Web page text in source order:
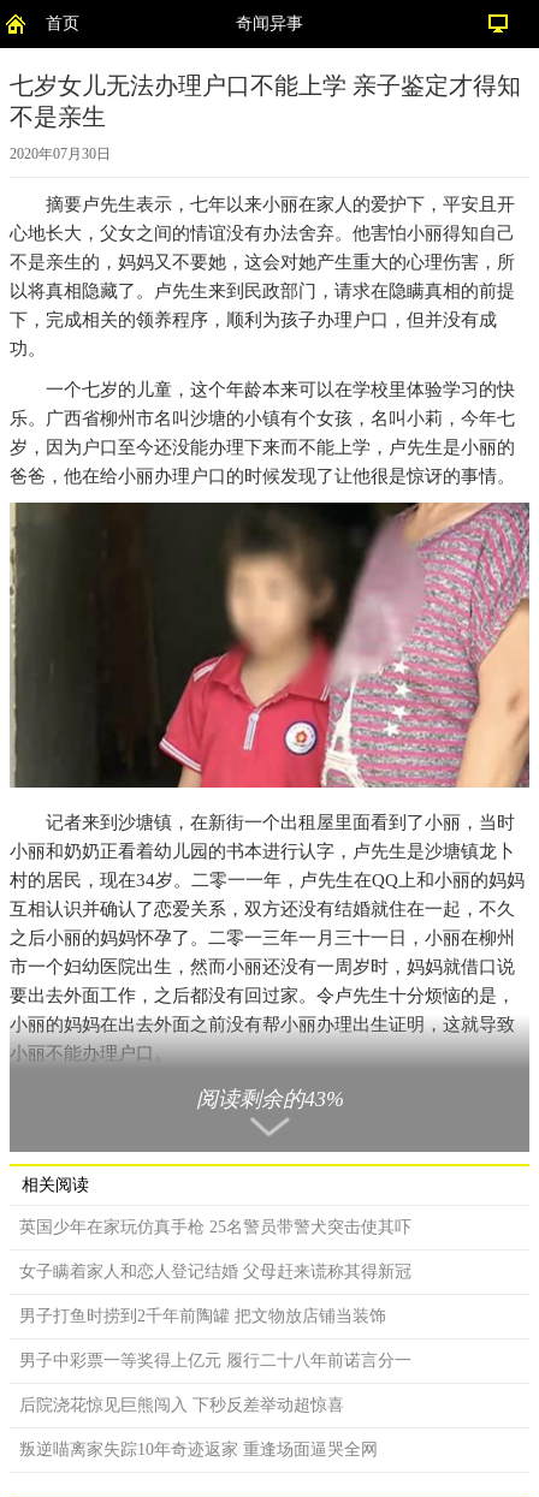
首页 奇闻异事
七岁女儿无法办理户口不能上学 亲子鉴定才得知
不是亲生
2020年07月30日
摘要卢先生表示，七年以来小丽在家人的爱护下，平安且开
心地长大，父女之间的情谊没有办法舍弃。他害怕小丽得知自己
不是亲生的，妈妈又不要她，这会对她产生重大的心理伤害，所
以将真相隐藏了。卢先生来到民政部门，请求在隐瞒真相的前提
下，完成相关的领养程序，顺利为孩子办理户口，但并没有成
功。
一个七岁的儿童，这个年龄本来可以在学校里体验学习的快
乐。广西省柳州市名叫沙塘的小镇有个女孩，名叫小莉，今年七
岁，因为户口至今还没能办理下来而不能上学，卢先生是小丽的
爸爸，他在给小丽办理户口的时候发现了让他很是惊讶的事情。
记者来到沙塘镇，在新街一个出租屋里面看到了小丽，当时
小丽和奶奶正看着幼儿园的书本进行认字，卢先生是沙塘镇龙卜
村的居民，现在34岁。二零一一年，卢先生在QQ上和小丽的妈妈
互相认识并确认了恋爱关系，双方还没有结婚就住在一起，不久
之后小丽的妈妈怀孕了。二零一三年一月三十一日，小丽在柳州
市一个妇幼医院出生，然而小丽还没有一周岁时，妈妈就借口说
要出去外面工作，之后都没有回过家。令卢先生十分烦恼的是，
小丽的妈妈在出去外面之前没有帮小丽办理出生证明，这就导致
小丽不能办理户口。
小丽的妈妈名叫李清，陆川人士。办理出生证明需要父母的
身份证件，李清表示身份证丢失了，但之后没有去重新办理。在
李清出门工作后，卢先生就和她没了联络，陆先生也曾经探听查
找过李清，但没有任何消息。
随着小丽年龄增长，卢先生越来越头疼户口的问题。二零一
鉴定办理户口，令人没想到的是，检测结果竟是卢先生和小丽并
不是父女关系。
辛苦养了七年的孩子，竟不是亲生的，卢先生读刚开始认为
份希望，在二零二零年七月份再次进行血缘鉴定，但检测结果跟
阅读剩余的43%
相关阅读
英国少年在家玩仿真手枪 25名警员带警犬突击使其吓
女子瞒着家人和恋人登记结婚 父母赶来谎称其得新冠
男子打鱼时捞到2千年前陶罐 把文物放店铺当装饰
男子中彩票一等奖得上亿元 履行二十八年前诺言分一
后院浇花惊见巨熊闯入 下秒反差举动超惊喜
叛逆喵离家失踪10年奇迹返家 重逢场面逼哭全网